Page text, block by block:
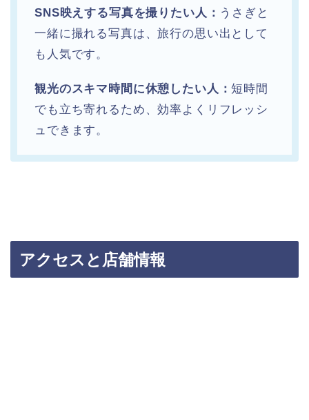
SNS映えする写真を撮りたい人： うさぎと
一緒に撮れる写真は、旅行の思い出として
も人気です。
観光のスキマ時間に休憩したい人：短時間
でも立ち寄れるため、効率よくリフレッシ
ュできます。
アクセスと店舗情報